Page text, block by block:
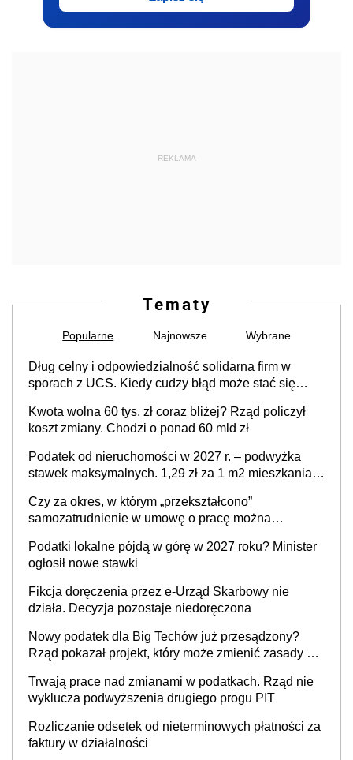
REKLAMA
Tematy
Popularne Najnowsze Wybrane
Dług celny i odpowiedzialność solidarna firm w
sporach z UCS. Kiedy cudzy błąd może stać się
Kwota wolna 60 tys. zł coraz bliżej? Rząd policzył
koszt zmiany. Chodzi o ponad 60 mld zł
Podatek od nieruchomości w 2027 r. – podwyżka
stawek maksymalnych. 1,29 zł za 1 m2 mieszkania,
prowadzeniem działalności gospodarczej
Czy za okres, w którym „przekształcono”
samozatrudnienie w umowę o pracę można
cywilnoprawnej jedynym racjonalnym wyjściem
Podatki lokalne pójdą w górę w 2027 roku? Minister
ogłosił nowe stawki
Fikcja doręczenia przez e-Urząd Skarbowy nie
działa. Decyzja pozostaje niedoręczona
Nowy podatek dla Big Techów już przesądzony?
Rząd pokazał projekt, który może zmienić zasady gry
Trwają prace nad zmianami w podatkach. Rząd nie
wyklucza podwyższenia drugiego progu PIT
Rozliczanie odsetek od nieterminowych płatności za
faktury w działalności